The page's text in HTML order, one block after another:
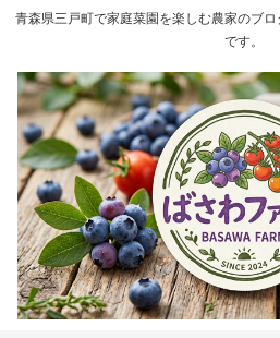
青森県三戸町で家庭菜園を楽しむ農家のブ
です。